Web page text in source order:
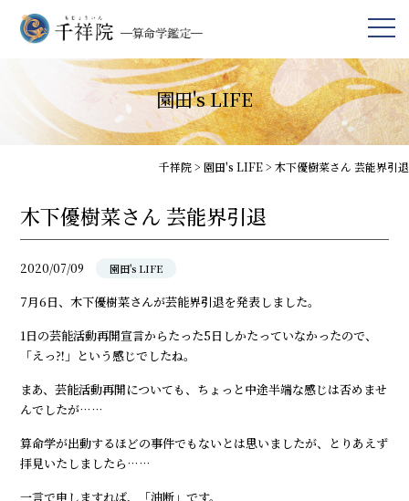
園田's LIFE
千祥院> 園田's LIFE> 木下優樹菜さん 芸能界引退
木下優樹菜さん 芸能界引退
2020/07/09 園田's LIFE
7月6日、木下優樹菜さんが芸能界引退を発表しました。
1日の芸能活動再開宣言からたった5日しかたっていなかったので、
「えっ⁈」という感じでしたね。
まあ、芸能活動再開についても、ちょっと中途半端な感じは否めませ
んでしたが……
算命学が出動するほどの事件でもないとは思いましたが、とりあえず
拝見いたしましたら……
一言で申しますれば、「油断」です。